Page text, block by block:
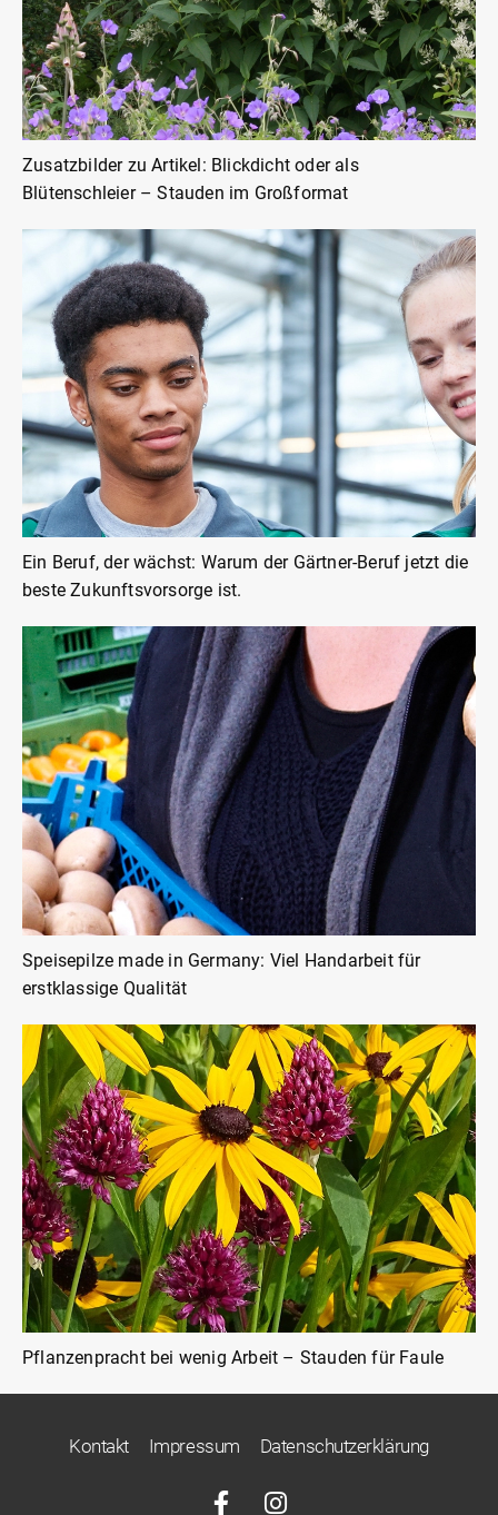
Zusatzbilder zu Artikel: Blickdicht oder als
Blütenschleier – Stauden im Großformat
Ein Beruf, der wächst: Warum der Gärtner-Beruf jetzt die
beste Zukunftsvorsorge ist.
Speisepilze made in Germany: Viel Handarbeit für
erstklassige Qualität
Pflanzenpracht bei wenig Arbeit – Stauden für Faule
Kontakt Impressum Datenschutzerklärung